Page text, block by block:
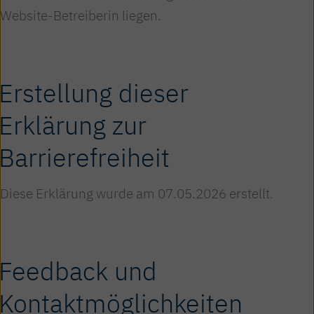
Website-Betreiberin liegen.
dieser
zur
Diese Erklärung wurde am 07.05.2026 erstellt.
und